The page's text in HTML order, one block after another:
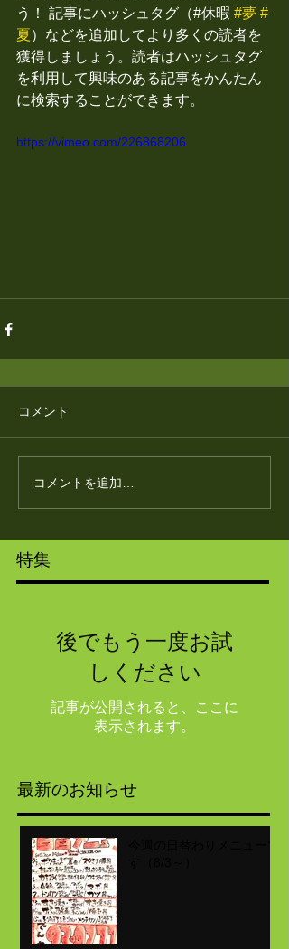
う！ 記事にハッシュタグ（#休暇 #夢 #
夏）などを追加してより多くの読者を
獲得しましょう。読者はハッシュタグ
を利用して興味のある記事をかんたん
に検索することができます。
https://vimeo.com/226868206
コメント
コメントを追加…
特集
後でもう一度お試
しください
記事が公開されると、ここに
表示されます。
最新のお知らせ